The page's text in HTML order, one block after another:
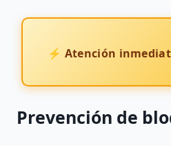
⚡ Atención
Prevención de